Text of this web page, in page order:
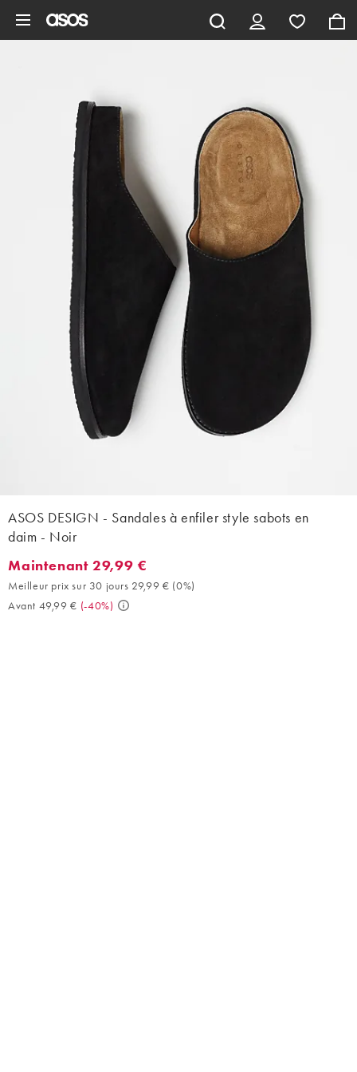
ASOS DESIGN - Sandales à enfiler style sabots en
daim - Noir
Maintenant 29,99 €. Meilleur prix sur 30 jours 29,99 € (0%).
Maintenant 29,99 €
Meilleur prix sur 30 jours 29,99 € (0%)
Avant 49,99 € (-40%)